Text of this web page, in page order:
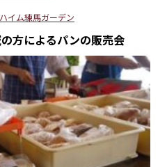
イム練馬ガーデン
方によるパンの販売会